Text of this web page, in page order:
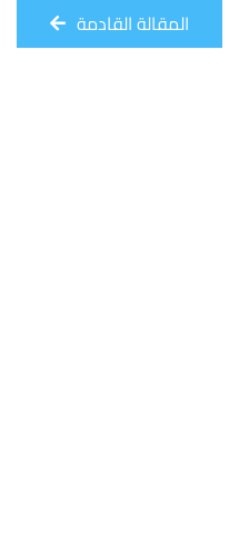
المقالة القادمة